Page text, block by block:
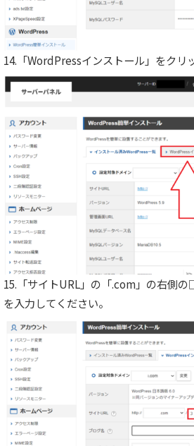
14.「WordPressインストール」をクリ
15.「サイトURL」の「.com」の右側の
を入力してください。